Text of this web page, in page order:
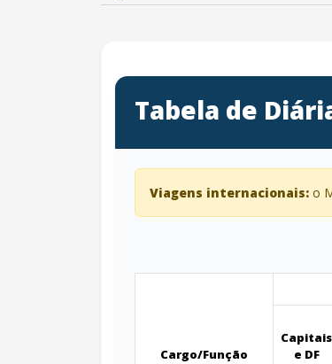
Tabela de
Viagens internacionais: o
Cargo/Função
Capitais
e DF